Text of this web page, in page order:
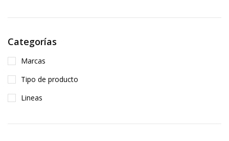
Categorías
Marcas
Tipo de producto
Lineas